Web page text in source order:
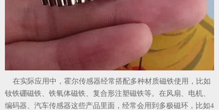
在实际应用中，霍尔传感器经常搭配多种材质磁铁使用，比如
钕铁硼磁铁、铁氧体磁铁、复合形注塑磁铁等。在风扇、电机、
编码器、汽车传感器这些产品里面，经常会用到多极磁环，比如4